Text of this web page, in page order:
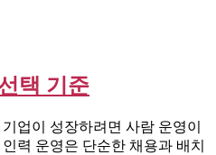
택 기준
업이 성장하려면 사람 운영이
력 운영은 단순한 채용과 배치